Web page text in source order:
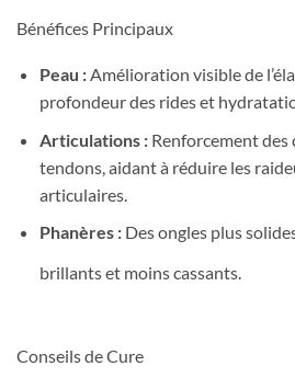
Bénéfices Principaux
Peau :Amélioration visible de
profondeur des rides et
Articulations :Renforcement des
tendons, aidant à réduire les
articulaires.
Phanères :Des ongles plus
brillants et moins cassants.
Conseils de Cure